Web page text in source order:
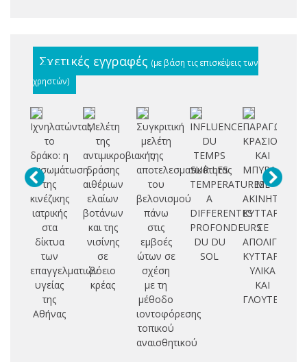
Σχετικές εγγραφές (με βάση τις επισκέψεις των
χρηστών)
Ιχνηλατώντας
το
δράκο: η
ενσωμάτωση
της
κινέζικης
ιατρικής
στα
δίκτυα
των
επαγγελματιών
υγείας
της
Αθήνας
Μελέτη
της
αντιμικροβιακής
δράσης
αιθέριων
ελαίων
βοτάνων
και της
νισίνης
σε
βόειο
κρέας
Συγκριτική
μελέτη
της
αποτελεσματικότητας
του
βελονισμού
πάνω
στις
εμβοές
ώτων σε
σχέση
με τη
μέθοδο
ιοντοφόρεσης
τοπικού
αναισθητικού
INFLUENCE
DU
TEMPS
SUR LES
TEMPERATURES
A
DIFFERENTES
PROFONDEURS
DU DU
SOL
ΠΑΡΑΓΩΓΗ
ΚΡΑΣΙΟΥ
ΚΑΙ
ΜΠΥΡΑΣ
ΜΕ
ΚΥΤΤΑΡΑ
ΣΕ
ΥΛΙΚΑ
ΚΑΙ
ΓΛΟΥΤΕΝΗ